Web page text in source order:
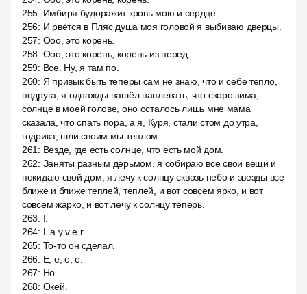
255: Имбиря будоражит кровь мою и сердце.
256: И рвётся в Пляс душа моя головой я выбиваю дверцы.
257: Ооо, это корень.
258: Ооо, это корень, корень из перед.
259: Все. Ну, я там по.
260: Я привык быть теперы сам не знаю, что и себе тепло,
подруга, я однажды нашёл наплевать, что скоро зима,
солнце в моей голове, оно осталось лишь мне мама
сказала, что спать пора, а я, Куря, стали стом до утра,
годрика, шли своим мы теплом.
261 : Везде, где есть солнце, что есть мой дом.
262: Заняты разным дерьмом, я собираю все свои вещи и
покидаю свой дом, я лечу к солнцу сквозь небо и звезды все
ближе и ближе теплей, теплей, и вот совсем ярко, и вот
совсем жарко, и вот лечу к солнцу теперь.
263: I.
264: L a y v e r.
265: То-то он сделал.
266: Е, е, е, е.
267: Но.
268: Окей.